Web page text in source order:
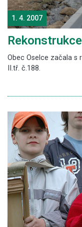
1. 4. 2007
Obec Oselce začala s
II.tř. č.188.